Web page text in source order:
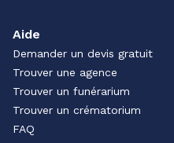
Aide
Demander un devis gratuit
Trouver une agence
Trouver un funérarium
Trouver un crématorium
FAQ